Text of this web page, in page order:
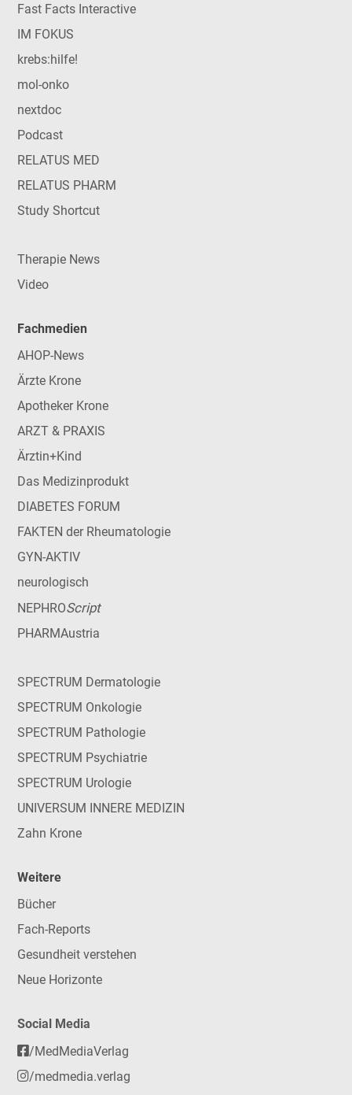
Fast Facts Interactive
IM FOKUS
krebs:hilfe!
mol-onko
nextdoc
Podcast
RELATUS MED
RELATUS PHARM
Study Shortcut
Therapie News
Video
Fachmedien
AHOP-News
Ärzte Krone
Apotheker Krone
ARZT & PRAXIS
Ärztin+Kind
Das Medizinprodukt
DIABETES FORUM
FAKTEN der Rheumatologie
GYN-AKTIV
neurologisch
NEPHROScript
PHARMAustria
SPECTRUM Dermatologie
SPECTRUM Onkologie
SPECTRUM Pathologie
SPECTRUM Psychiatrie
SPECTRUM Urologie
UNIVERSUM INNERE MEDIZIN
Zahn Krone
Weitere
Bücher
Fach-Reports
Gesundheit verstehen
Neue Horizonte
Social Media
/MedMediaVerlag
/medmedia.verlag